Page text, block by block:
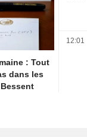
: Tout
dans les
12:01